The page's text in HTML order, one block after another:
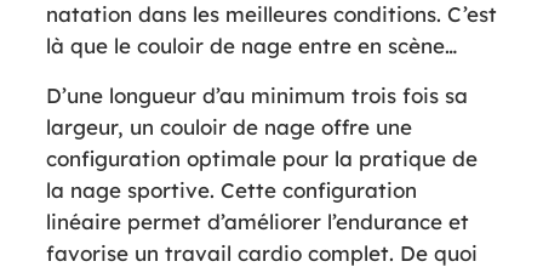
natation dans les meilleures conditions. C’est
là que le couloir de nage entre en scène…
D’une longueur d’au minimum trois fois sa
largeur, un couloir de nage offre une
configuration optimale pour la pratique de
la nage sportive. Cette configuration
linéaire permet d’améliorer l’endurance et
favorise un travail cardio complet. De quoi